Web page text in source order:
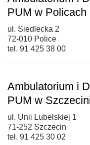
PUM w Policach
ul. Siedlecka 2
72-010 Police
tel. 91 425 38 00
Ambulatorium i
PUM w
ul. Unii Lubelskiej 1
71-252 Szczecin
tel. 91 425 30 02